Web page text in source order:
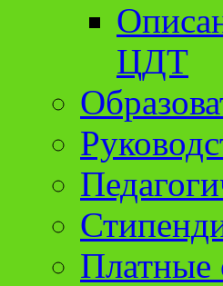
ЦДТ
Платные